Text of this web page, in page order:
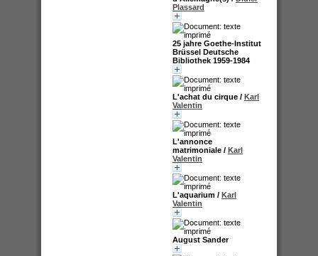
Plassard
25 jahre Goethe-Institut
Brüssel Deutsche
Bibliothek 1959-1984
L'achat du cirque / Karl
Valentin
L'annonce
matrimoniale / Karl
Valentin
L'aquarium / Karl
Valentin
August Sander